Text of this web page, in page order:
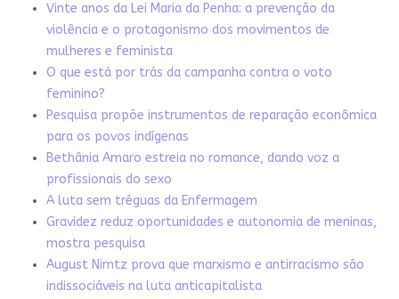
Vinte anos da Lei Maria da Penha: a prevenção da
violência e o protagonismo dos movimentos de
mulheres e feminista
O que está por trás da campanha contra o voto
feminino?
Pesquisa propõe instrumentos de reparação econômica
para os povos indígenas
Bethânia Amaro estreia no romance, dando voz a
profissionais do sexo
A luta sem tréguas da Enfermagem
Gravidez reduz oportunidades e autonomia de meninas,
mostra pesquisa
August Nimtz prova que marxismo e antirracismo são
indissociáveis na luta anticapitalista